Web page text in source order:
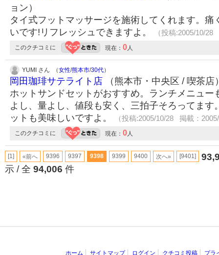
ョン）
タイ式フットマッサージを施術してくれます。痛
いです!リフレッシュできますよ。
（投稿:2005/10/
このクチコミに 現在： 0人
YUMI さん （女性/熊本市/30代）
岡田珈琲サテライト店 （熊本市・中央区 / 喫茶店
ホットサンドセットがおすすめ。ランチメニュー
よし、量よし、値段も安く、三拍子そろってます
ットも美味しいですよ。
（投稿:2005/10/28 掲載：
このクチコミに 現在： 0人
[1] «前へ 9396 9397 9398 9399 9400 次へ» [9401]
示 / 全 94,006 件
ホーム サイトマップ ログイン クチコミ投稿 プラ